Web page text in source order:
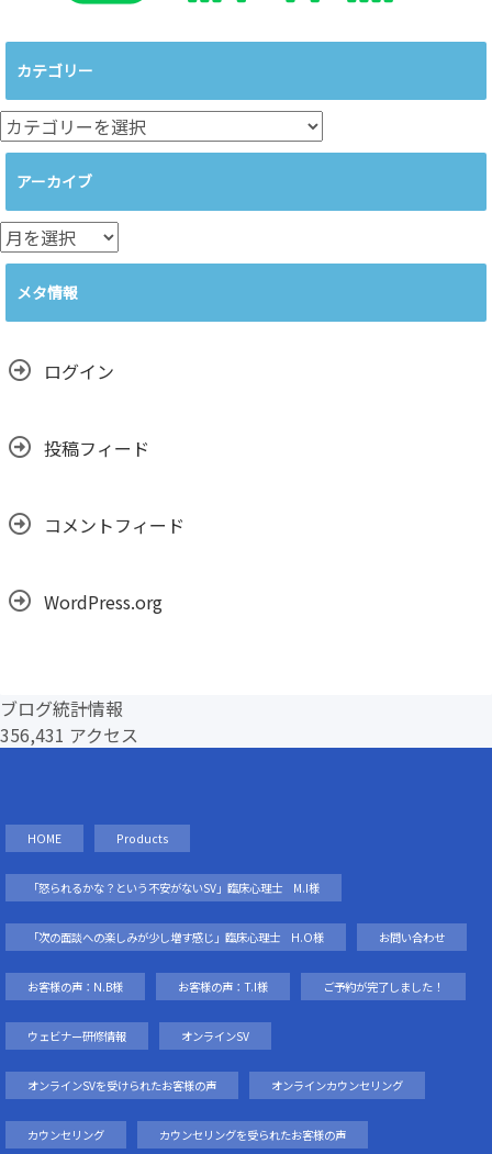
カテゴリー
カ
テ
リ
ー
アーカイブ
ア
ー
イ
メタ情報
ログイン
投稿フィード
コメントフィード
WordPress.org
ブログ統計情報
356,431 アクセス
HOME Products
「怒られるかな？という不安がないSV」臨床心理士 M.I様
「次の面談への楽しみが少し増す感じ」臨床心理士 H.O様 お問い合わせ
お客様の声：N.B様 お客様の声：T.I様 ご予約が完了しました！
ウェビナー研修情報 オンラインSV
オンラインSVを受けられたお客様の声 オンラインカウンセリング
カウンセリング カウンセリングを受られたお客様の声